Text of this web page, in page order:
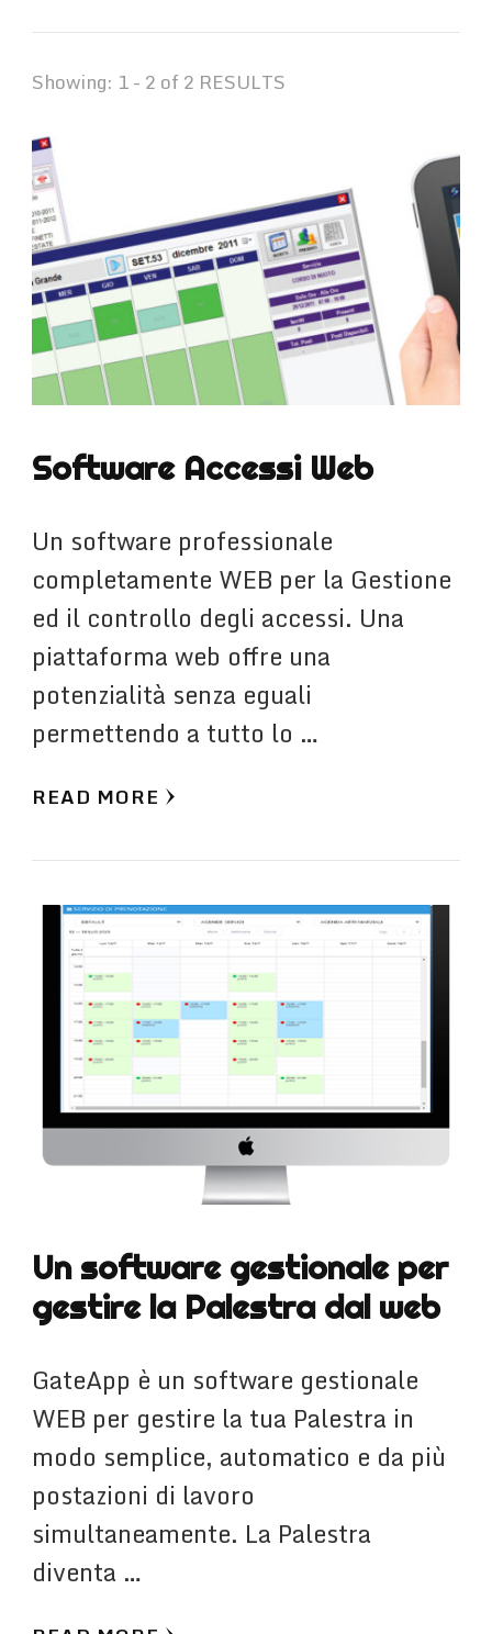
Showing: 1 - 2 of 2 RESULTS
Software Accessi Web
Un software professionale
completamente WEB per la Gestione
ed il controllo degli accessi. Una
piattaforma web offre una
potenzialità senza eguali
permettendo a tutto lo …
READ MORE
Un software gestionale per
gestire la Palestra dal web
GateApp è un software gestionale
WEB per gestire la tua Palestra in
modo semplice, automatico e da più
postazioni di lavoro
simultaneamente. La Palestra
diventa …